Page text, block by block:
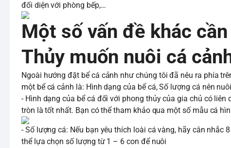
đối diện với phòng bếp,…
Một số vấn đề khác
Thủy muốn nuôi cá
Ngoài hướng đặt bể cá cảnh như chúng tôi đã nêu ra phía
một bể cá cảnh là: Hình dạng của bể cá, Số lượng cá nên
- Hình dạng của bể cá đối với phong thủy của gia chủ có
tròn là tốt nhất. Bạn có thể tham khảo qua một số mẫu cá
- Số lượng cá: Nếu bạn yêu thích loài cá vàng, hãy cân nhắc
thể lựa chọn số lượng từ 1 – 6 con để nuôi